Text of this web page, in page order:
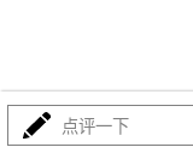
点评一下